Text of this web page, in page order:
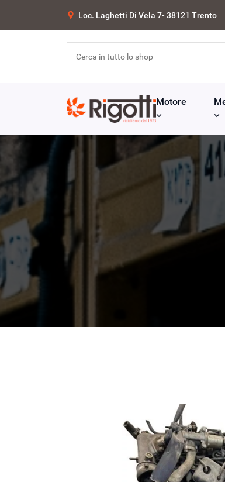
Loc. Laghetti Di Vela 7- 38121 Trento
Motore